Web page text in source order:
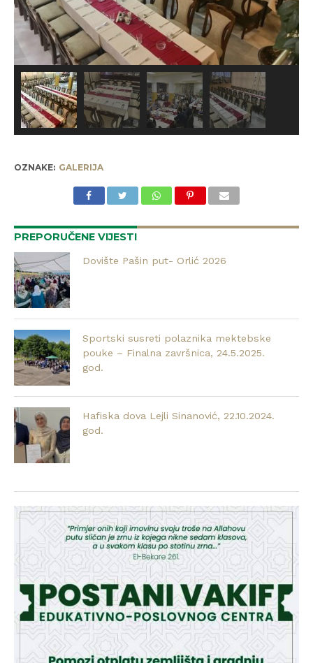
OZNAKE: GALERIJA
PREPORUČENE VIJESTI
Dovište Pašin put- Orlić 2026
Sportski susreti polaznika mektebske
pouke – Finalna završnica, 24.5.2025.
god.
Hafiska dova Lejli Sinanović, 22.10.2024.
god.